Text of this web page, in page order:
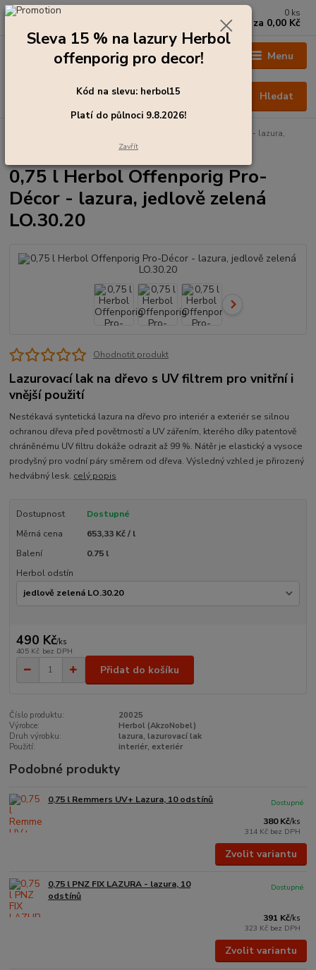
Menu
Hledat
+420 273 136 255
0 ks
za 0,00 Kč
0,75 l Herbol Offenporig Pro-Décor - lazura,
0,75 l Herbol Offenporig Pro-
Décor - lazura, jedlově zelená
LO.30.20
Ohodnotit produkt
Lazurovací lak na dřevo s UV filtrem pro vnitřní i
vnější použití
Nestékavá syntetická lazura na dřevo pro interiér a exteriér se silnou
ochranou dřeva před povětrností a UV zářením, kterého díky patentově
chráněnému UV filtru dokáže odrazit až 99 %. Nátěr je elastický a vysoce
prodyšný pro vodní páry směrem od dřeva. Výsledný vzhled je přirozený
hedvábný lesk. celý popis
Dostupnost
Dostupné
Měrná cena
653,33 Kč / l
Balení
0.75 l
Herbol odstín
490 Kč/ks
405 Kč bez DPH
Přidat do košíku
Číslo produktu:
20025
Výrobce:
Herbol (AkzoNobel)
Druh výrobku:
lazura, lazurovací lak
Použití:
interiér, exteriér
Podobné produkty
0,75 l Remmers UV+ Lazura, 10 odstínů
380 Kč/ks
314 Kč bez DPH
Dostupné
Zvolit variantu
0,75 l PNZ FIX LAZURA - lazura, 10
odstínů
391 Kč/ks
323 Kč bez DPH
Dostupné
Zvolit variantu
Sleva 15 % na lazury Herbol
offenporig pro decor!
Kód na slevu: herbol15
Platí do půlnoci 9.8.2026!
Zavřít